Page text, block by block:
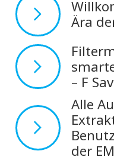
Ära
– F
Alle
der